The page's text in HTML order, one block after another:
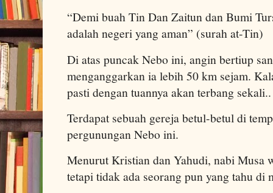
“Demi buah Tin Dan Zaitun dan Bumi
adalah negeri yang aman” (surah at-Tin)
Di atas puncak Nebo ini, angin bertiup
menganggarkan ia lebih 50 km sejam.
pasti dengan tuannya akan terbang sekali..
Terdapat sebuah gereja betul-betul di
pergunungan Nebo ini.
Menurut Kristian dan Yahudi, nabi Musa
tetapi tidak ada seorang pun yang tahu di